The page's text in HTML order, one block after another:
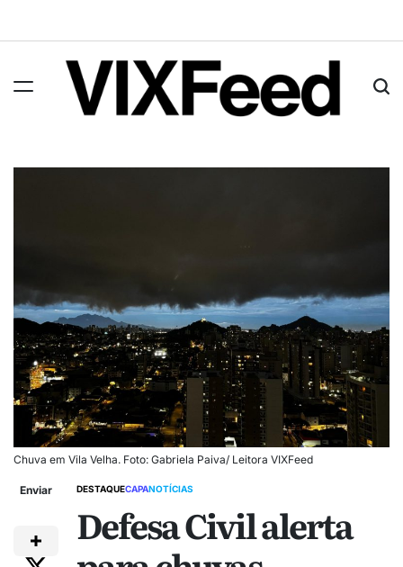
Chuva em Vila Velha. Foto: Gabriela Paiva/ Leitora VIXFeed
Enviar DESTAQUECAPANOTÍCIAS
Defesa Civil alerta